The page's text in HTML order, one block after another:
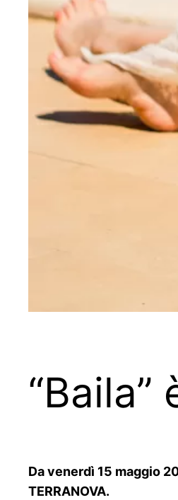
Da venerdì 15 maggio
TERRANOVA.